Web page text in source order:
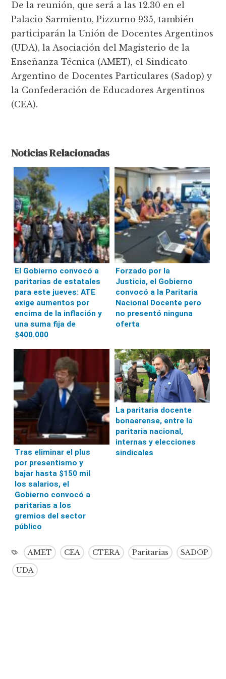
De la reunión, que será a las 12.30 en el
Palacio Sarmiento, Pizzurno 935, también
participarán la Unión de Docentes Argentinos
(UDA), la Asociación del Magisterio de la
Enseñanza Técnica (AMET), el Sindicato
Argentino de Docentes Particulares (Sadop) y
la Confederación de Educadores Argentinos
(CEA).
Noticias Relacionadas
El Gobierno convocó a
paritarias de estatales
para este jueves: ATE
exige aumentos por
encima de la inflación y
una suma fija de
$400.000
Forzado por la
Justicia, el Gobierno
convocó a la Paritaria
Nacional Docente pero
no presentó ninguna
oferta
Tras eliminar el plus
por presentismo y
bajar hasta $150 mil
los salarios, el
Gobierno convocó a
paritarias a los
gremios del sector
público
La paritaria docente
bonaerense, entre la
paritaria nacional,
internas y elecciones
sindicales
AMET CEA CTERA Paritarias
SADOP
UDA